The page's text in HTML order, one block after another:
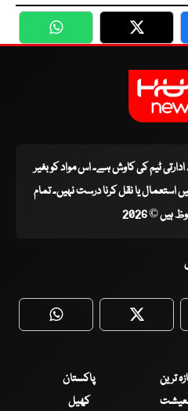
WhatsApp Twitter
ادارتی ٹیم کی کاوش ہے۔ اس مواد کو بغیر
یا نقل کرنا درست نہیں۔ تمام
© 2026
WhatsApp Twitter
ترین
پاکستان
کھیل